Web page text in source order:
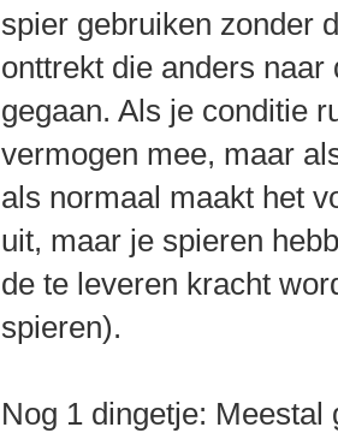
spier gebruiken zonder
onttrekt die anders
gegaan. Als je conditie
vermogen mee, maar
als normaal maakt het
uit, maar je spieren
de te leveren kracht
spieren).
Nog 1 dingetje: